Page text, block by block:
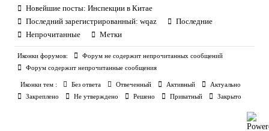
Новейшие посты: Инспекции в Китае
Последний зарегистрированный: wqaz
Последние
Непрочитанные
Метки
Иконки форумов:
Форум не содержит непрочитанных сообщений
Форум содержит непрочитанные сообщения
Иконки тем : Без ответа Отвеченный Активный
Актуально
Закреплено
Не утверждено Решено Приватный Закрыто